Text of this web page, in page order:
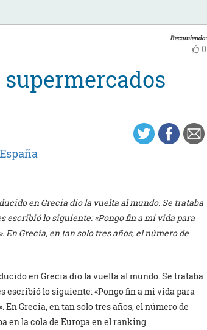
Recomiendo:
0
España
en Grecia dio la vuelta al mundo. Se trataba
escribió lo siguiente: «Pongo fin a mi vida para
Grecia, en tan solo tres años, el número de
en Grecia dio la vuelta al mundo. Se trataba
escribió lo siguiente: «Pongo fin a mi vida para
Grecia, en tan solo tres años, el número de
en la cola de Europa en el ranking